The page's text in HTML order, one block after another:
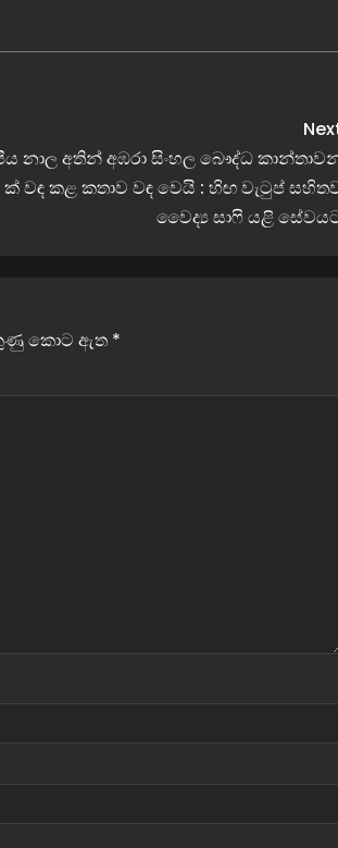
නාල අතින් අඹරා සිංහල බෞද්ධ
ක් වඳ කළ කතාව වඳ වෙයි : හිඟ වැටුප්
වෛද්‍ය සාෆි යළි
කොට ඇත *